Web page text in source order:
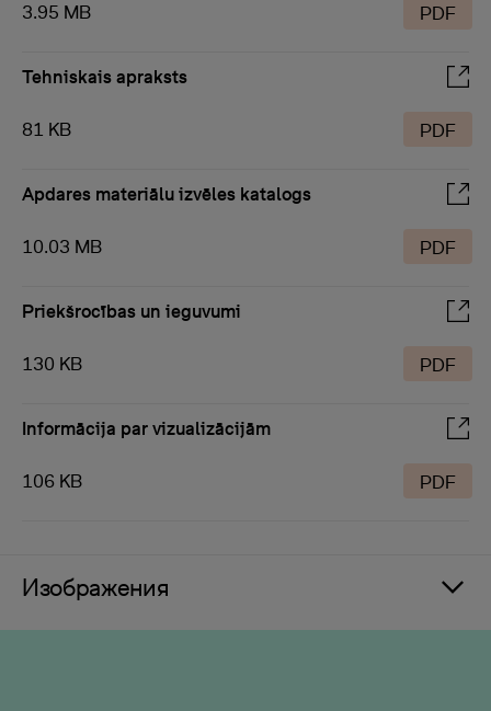
3.95 MB PDF
Tehniskais apraksts
81 KB PDF
Apdares materiālu izvēles katalogs
10.03 MB PDF
Priekšrocības un ieguvumi
130 KB PDF
Informācija par vizualizācijām
106 KB PDF
Изображения